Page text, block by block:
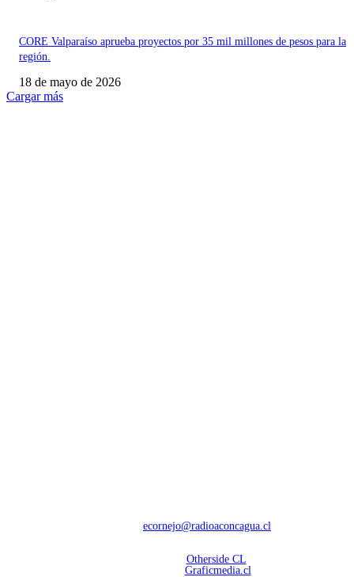
CORE Valparaíso aprueba proyectos por 35 mil millones de pesos para la
región.
18 de mayo de 2026
Cargar más
ecornejo@radioaconcagua.cl
Otherside CL
Graficmedia.cl